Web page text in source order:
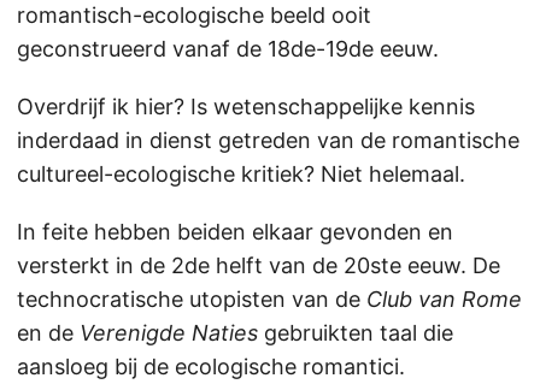
romantisch-ecologische beeld ooit
geconstrueerd vanaf de 18de-19de eeuw.
Overdrijf ik hier? Is wetenschappelijke kennis
inderdaad in dienst getreden van de romantische
cultureel-ecologische kritiek? Niet helemaal.
In feite hebben beiden elkaar gevonden en
versterkt in de 2de helft van de 20ste eeuw. De
technocratische utopisten van de Club van Rome
en de Verenigde Naties gebruikten taal die
aansloeg bij de ecologische romantici.